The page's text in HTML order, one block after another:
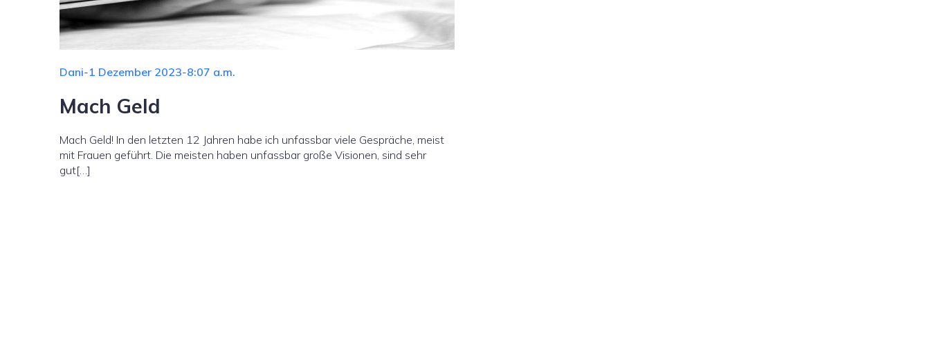
Dani-1 Dezember 2023-8:07 a.m.
Mach Geld
Mach Geld! In den letzten 12 Jahren habe ich unfassbar viele Gespräche, meist
mit Frauen geführt. Die meisten haben unfassbar große Visionen, sind sehr
gut[…]